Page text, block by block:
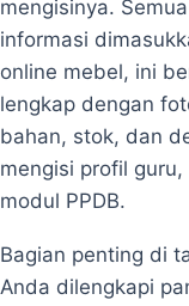
mengisinya.
informasi
online mebel, ini
lengkap dengan
bahan, stok, dan
mengisi profil
modul PPDB.
Bagian penting di
Anda dilengkapi